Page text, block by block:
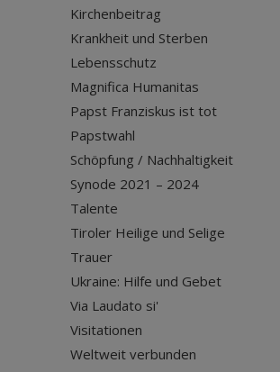
Kirchenbeitrag
Krankheit und Sterben
Lebensschutz
Magnifica Humanitas
Papst Franziskus ist tot
Papstwahl
Schöpfung / Nachhaltigkeit
Synode 2021 – 2024
Talente
Tiroler Heilige und Selige
Trauer
Ukraine: Hilfe und Gebet
Via Laudato si'
Visitationen
Weltweit verbunden